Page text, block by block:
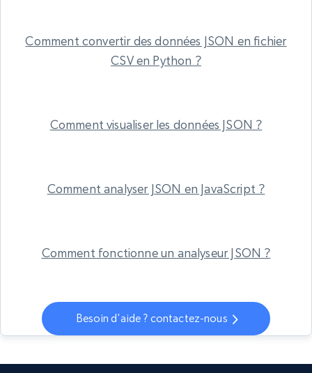
Comment convertir des données JSON en fichier
CSV en Python ?
Comment visualiser les données JSON ?
Comment analyser JSON en JavaScript ?
Comment fonctionne un analyseur JSON ?
Besoin d'aide ? contactez-nous